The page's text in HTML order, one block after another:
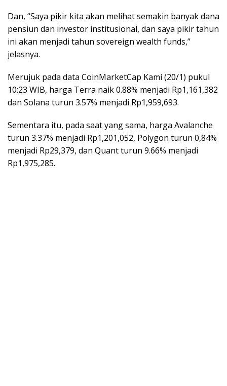
Dan, “Saya pikir kita akan melihat semakin banyak dana
pensiun dan investor institusional, dan saya pikir tahun
ini akan menjadi tahun sovereign wealth funds,”
jelasnya.
Merujuk pada data CoinMarketCap Kami (20/1) pukul
10:23 WIB, harga Terra naik 0.88% menjadi Rp1,161,382
dan Solana turun 3.57% menjadi Rp1,959,693.
Sementara itu, pada saat yang sama, harga Avalanche
turun 3.37% menjadi Rp1,201,052, Polygon turun 0,84%
menjadi Rp29,379, dan Quant turun 9.66% menjadi
Rp1,975,285.